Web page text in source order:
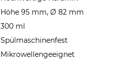
Höhe 95 mm, Ø 82 mm
300 ml
Spülmaschinenfest
Mikrowellengeeignet